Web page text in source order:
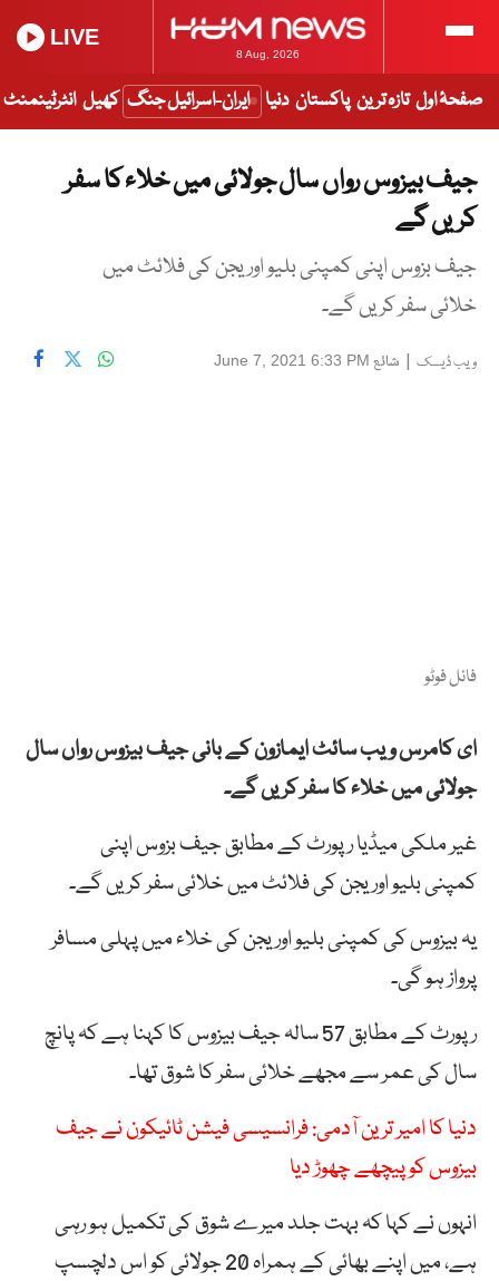
8 Aug, 2026
LIVE
صفحۂ اول تازہ ترین پاکستان دنیا ایران-اسرائیل جنگ کھیل انٹرٹینمنٹ
جیف بیزوس رواں سال جولائی میں خلاء کا سفر
کریں گے
جیف بزوس اپنی کمپنی بلیو اوریجن کی فلائٹ میں
خلائی سفر کریں گے۔
ویب ڈیسک | شائع June 7, 2021 6:33 PM
فائل فوٹو
ای کامرس ویب سائٹ ایمازونکے بانیجیفبیزوسرواںسال
جولائیمیںخلاءکاسفرکریںگے۔
غیر ملکی میڈیارپورٹ کےمطابقجیفبزوساپنی
کمپنیبلیواوریجنکیفلائٹمیںخلائیسفرکریںگے۔
یہبیزوسکیکمپنیبلیواوریجنکیخلاءمیںپہلیمسافر
پروازہوگی۔
رپورٹ کے مطابق 57 سالہ جیف بیزوس کا کہنا ہے کہ پانچ
سال کی عمر سے مجھے خلائی سفر کا شوق تھا۔
دنیا کا امیر ترین آدمی: فرانسیسی فیشن ٹائیکون نے جیف
بیزوس کو پیچھے چھوڑ دیا
انہوں نے کہا کہ بہت جلد میرے شوق کی تکمیل ہو رہی
ہے، میں اپنے بھائی کے ہمراہ 20 جولائی کو اس دلچسپ